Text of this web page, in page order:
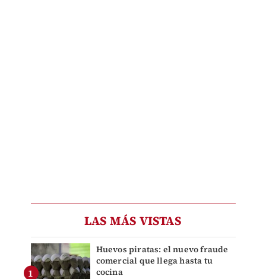
LAS MÁS VISTAS
Huevos piratas: el nuevo fraude
comercial que llega hasta tu
cocina